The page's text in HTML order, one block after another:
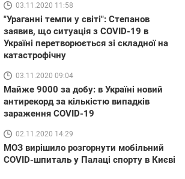
03.11.2020 11:58
"Ураганні темпи у світі": Степанов
заявив, що ситуація з COVID-19 в
Україні перетворюється зі складної на
катастрофічну
03.11.2020 09:04
Майже 9000 за добу: в Україні новий
антирекорд за кількістю випадків
зараження COVID-19
02.11.2020 14:29
МОЗ вирішило розгорнути мобільний
COVID-шпиталь у Палаці спорту в Києві